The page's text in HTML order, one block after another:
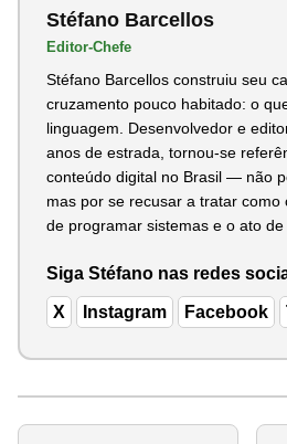
Stéfano Barcellos
Editor-Chefe
Stéfano Barcellos construiu seu
cruzamento pouco habitado: o
linguagem. Desenvolvedor e
anos de estrada, tornou-se
conteúdo digital no Brasil — não
mas por se recusar a tratar como
de programar sistemas e o ato de
Siga Stéfano nas redes
X Instagram Facebook